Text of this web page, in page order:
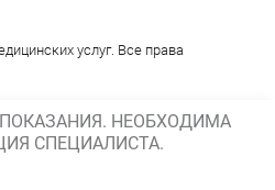
услуг. Все права
сайт медицинских услуг
НЕОБХОДИМА
СПЕЦИАЛИСТА.